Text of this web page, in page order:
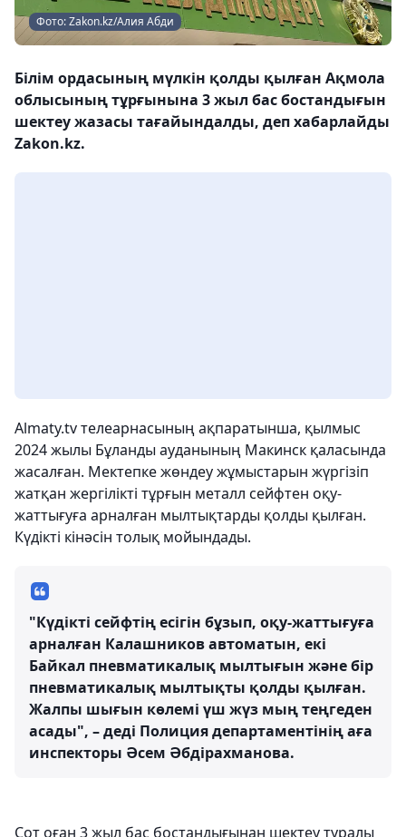
Фото: Zakon.kz/Алия Абди
Білім ордасының мүлкін қолды қылған Ақмола
облысының тұрғынына 3 жыл бас бостандығын
шектеу жазасы тағайындалды, деп хабарлайды
Zakon.kz.
Almaty.tv телеарнасының ақпаратынша, қылмыс
2024 жылы Бұланды ауданының Макинск қаласында
жасалған. Мектепке жөндеу жұмыстарын жүргізіп
жатқан жергілікті тұрғын металл сейфтен оқу-
жаттығуға арналған мылтықтарды қолды қылған.
Күдікті кінәсін толық мойындады.
"Күдікті сейфтің есігін бұзып, оқу-жаттығуға
арналған Калашников автоматын, екі
Байкал пневматикалық мылтығын және бір
пневматикалық мылтықты қолды қылған.
Жалпы шығын көлемі үш жүз мың теңгеден
асады", – деді Полиция департаментінің аға
инспекторы Әсем Әбдірахманова.
Сот оған 3 жыл бас бостандығынан шектеу туралы